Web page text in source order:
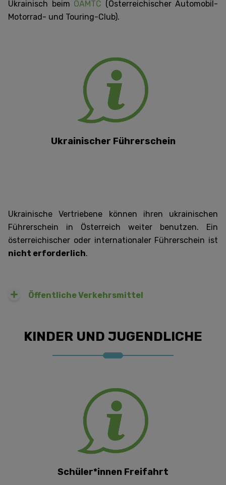
Ukrainisch beim ÖAMTC (Österreichischer Automobil-
Motorrad- und Touring-Club).
Ukrainischer Führerschein
Ukrainische Vertriebene können ihren ukrainischen
Führerschein in Österreich weiter benutzen. Ein
österreichischer oder internationaler Führerschein ist
nicht erforderlich.
Öffentliche Verkehrsmittel
KINDER UND JUGENDLICHE
Schüler*innen Freifahrt